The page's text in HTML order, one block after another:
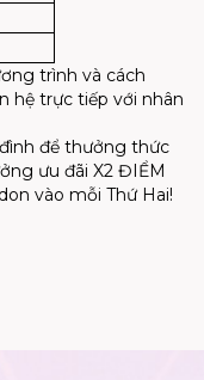
trình và cách
hệ trực tiếp với nhân
để thưởng thức
ưu đãi X2 ĐIỂM
vào mỗi Thứ Hai!